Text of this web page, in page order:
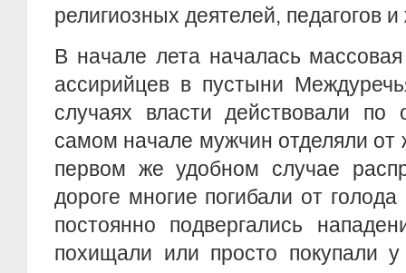
религиозных деятелей, педагогов
В начале лета началась
ассирийцев в пустыни
случаях власти действовали по
самом начале мужчин отделяли
первом же удобном случае
дороге многие погибали от
постоянно подвергались
похищали или просто покупали